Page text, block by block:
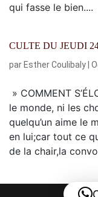
qui fasse le bien....
CULTE DU JEUDI
par Esther Coulibaly
» COMMENT
le monde, ni les
quelqu’un aime le
en lui;car tout ce
de la chair,la